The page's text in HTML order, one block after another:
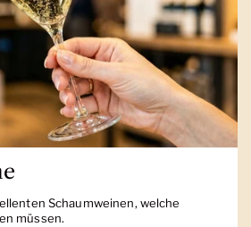
Schaumweinen, welche
müssen.